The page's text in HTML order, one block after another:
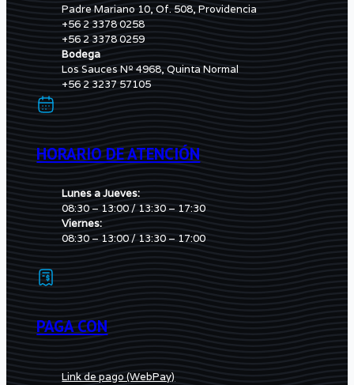
Padre Mariano 10, Of. 508, Providencia
+56 2 3378 0258
+56 2 3378 0259
Bodega
Los Sauces Nº 4968, Quinta Normal
+56 2 3237 57105
HORARIO DE ATENCIÓN
Lunes a Jueves:
08:30 – 13:00 / 13:30 – 17:30
Viernes:
08:30 – 13:00 / 13:30 – 17:00
PAGA CON
Link de pago (WebPay)